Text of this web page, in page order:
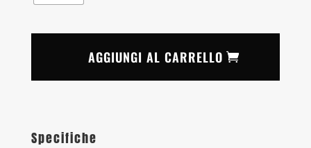
AGGIUNGI AL CARRELLO
Specifiche